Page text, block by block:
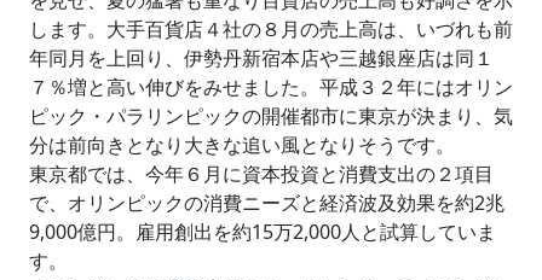
します。大手百貨店４社の８月の売上高は、いづれも前
年同月を上回り、伊勢丹新宿本店や三越銀座店は同１
７％増と高い伸びをみせました。平成３２年にはオリン
ピック・パラリンピックの開催都市に東京が決まり、気
分は前向きとなり大きな追い風となりそうです。
東京都では、今年６月に資本投資と消費支出の２項目
で、オリンピックの消費ニーズと経済波及効果を約2兆
9,000億円。雇用創出を約15万2,000人と試算していま
す。